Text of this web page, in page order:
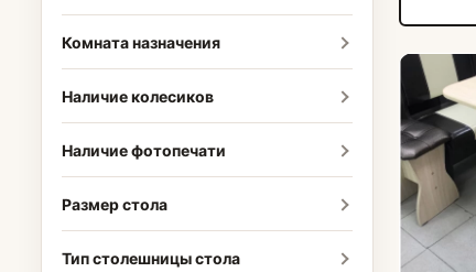
Комната назначения
Наличие колесиков
Наличие фотопечати
Размер стола
Тип столешницы стола